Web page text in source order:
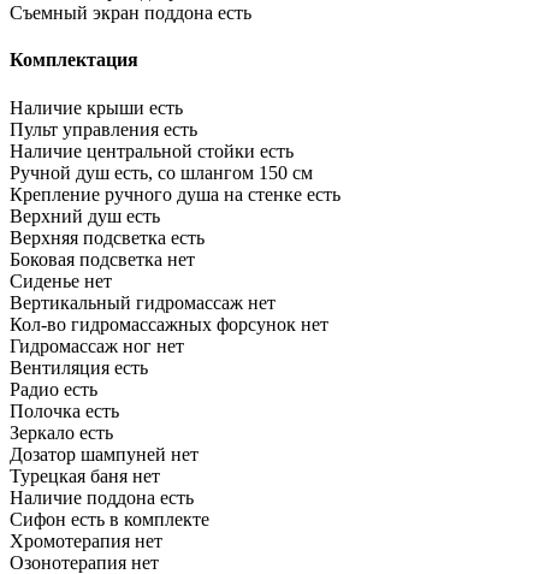
Съемный экран поддона есть
Комплектация
Наличие крыши есть
Пульт управления есть
Наличие центральной стойки есть
Ручной душ есть, со шлангом 150 см
Крепление ручного душа на стенке есть
Верхний душ есть
Верхняя подсветка есть
Боковая подсветка нет
Сиденье нет
Вертикальный гидромассаж нет
Кол-во гидромассажных форсунок нет
Гидромассаж ног нет
Вентиляция есть
Радио есть
Полочка есть
Зеркало есть
Дозатор шампуней нет
Турецкая баня нет
Наличие поддона есть
Сифон есть в комплекте
Хромотерапия нет
Озонотерапия нет